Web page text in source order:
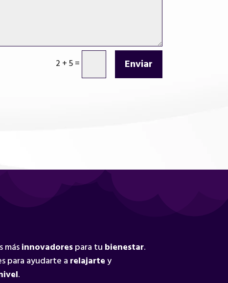
2 + 5= Enviar
másinnovadorespara tu bienestar.
para ayudarte a relajartey
.